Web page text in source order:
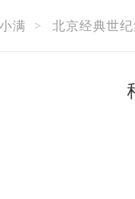
满 > 北京经典世